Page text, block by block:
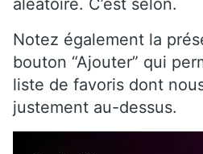
Notez également la
bouton “Ajouter” qui
liste de favoris dont
justement au-dessus.